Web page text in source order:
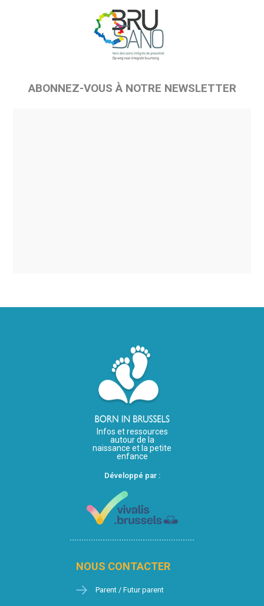
ABONNEZ-VOUS À NOTRE NEWSLETTER
Infos et ressources
autour de la
naissance et la petite
enfance
Développé par :
NOUS CONTACTER
Parent / Futur parent